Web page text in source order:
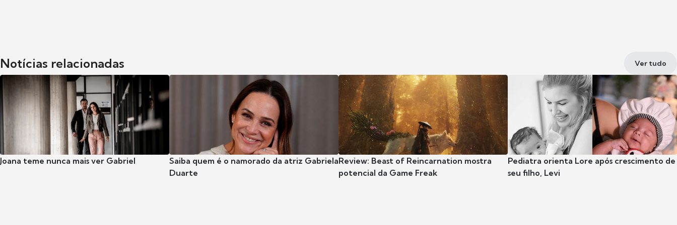
Notícias relacionadas Ver tudo
Joana teme nunca mais ver Gabriel
Saiba quem é o namorado da atriz Gabriela
Duarte
Review: Beast of Reincarnation mostra
potencial da Game Freak
Pediatra orienta Lore após crescimento de
seu filho, Levi